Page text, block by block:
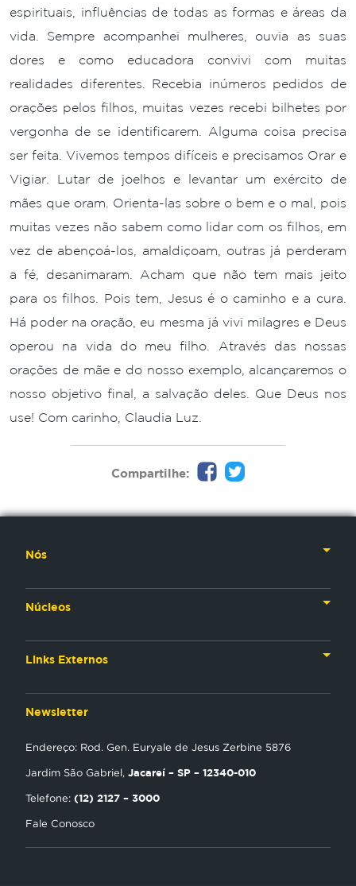
espirituais, influências de todas as formas e áreas da
vida. Sempre acompanhei mulheres, ouvia as suas
dores e como educadora convivi com muitas
realidades diferentes. Recebia inúmeros pedidos de
orações pelos filhos, muitas vezes recebi bilhetes por
vergonha de se identificarem. Alguma coisa precisa
ser feita. Vivemos tempos difíceis e precisamos Orar e
Vigiar. Lutar de joelhos e levantar um exército de
mães que oram. Orienta-las sobre o bem e o mal, pois
muitas vezes não sabem como lidar com os filhos, em
vez de abençoá-los, amaldiçoam, outras já perderam
a fé, desanimaram. Acham que não tem mais jeito
para os filhos. Pois tem, Jesus é o caminho e a cura.
Há poder na oração, eu mesma já vivi milagres e Deus
operou na vida do meu filho. Através das nossas
orações de mãe e do nosso exemplo, alcançaremos o
nosso objetivo final, a salvação deles. Que Deus nos
use! Com carinho, Claudia Luz.
Compartilhe:
Nós
Núcleos
Links Externos
Encontre uma Igreja
Newsletter
Endereço: Rod. Gen. Euryale de Jesus Zerbine 5876
Jardim São Gabriel, Jacareí – SP – 12340-010
Telefone: (12) 2127 – 3000
Fale Conosco